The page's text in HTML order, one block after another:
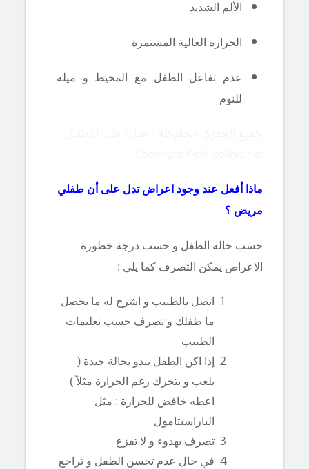
الألم الشديد
الحرارة العالية المستمرة
عدم تفاعل الطفل مع المحيط و ميله
للنوم
ماذا أفعل عند وجود اعراض تدل على أن طفلي
مريض ؟
حسب حالة الطفل و حسب درجة خطورة
الاعراض يمكن التصرف كما يلي :
اتصل بالطبيب و اشرح له ما يحصل
ما طفلك و تصرف حسب تعليمات
الطبيب
إذا اكن الطفل يبدو بحالة جيدة (
يلعب و يتحرك رغم الحرارة مثلاً )
اعطه خافض للحرارة : مثل
الباراسيتامول
تصرف بهدوء و لا تفزع
في حال عدم تحسن الطفل و تراجع